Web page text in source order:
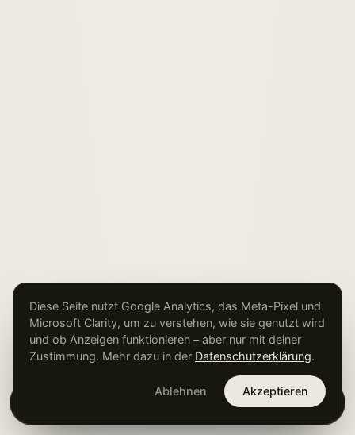
Diese Seite nutzt Google Analytics, das Meta-Pixel und
Microsoft Clarity, um zu verstehen, wie sie genutzt wird
und ob Anzeigen funktionieren – aber nur mit deiner
Zustimmung. Mehr dazu in der Datenschutzerklärung.
Ablehnen Akzeptieren
×